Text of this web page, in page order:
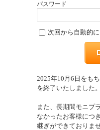
パスワード
次回から自動的
2025年10月6日をも
を終了いたしました。
また、長期間モニプ
なかったお客様につ
継ぎができておりませ